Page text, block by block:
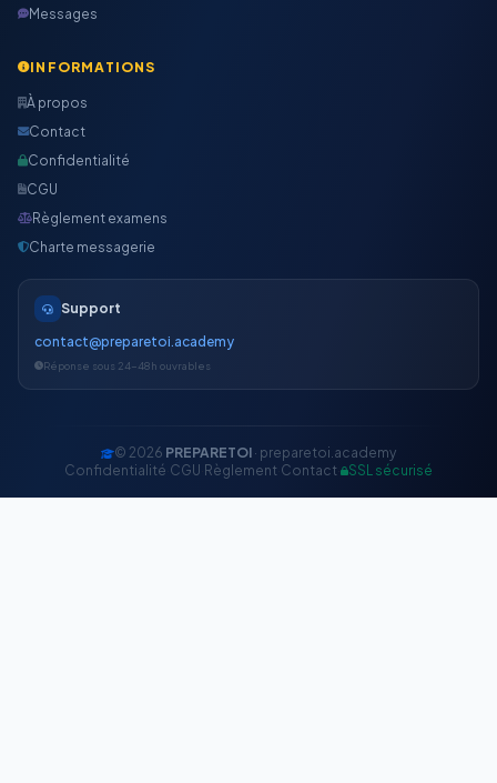
Messages
INFORMATIONS
À propos
Contact
Confidentialité
CGU
Règlement examens
Charte messagerie
Support
contact@preparetoi.academy
Réponse sous 24-48h ouvrables
© 2026 PREPARETOI · preparetoi.academy
Confidentialité CGU Règlement Contact SSL sécurisé